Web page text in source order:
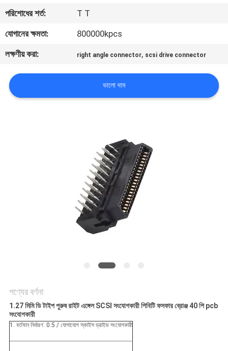
যোগাযোগ
করুন
উদ্ধৃতির
জন্য
আবেদন
পরিশোধের শর্ত:
T T
যোগানের ক্ষমতা:
800000kpcs
লক্ষণীয় করা:
right angle connector, scsi drive connector
ভালো দাম
পণ্যের বর্ণনা
1.27 মিমি ডি টাইপ পুরুষ রাইট এঙ্গেল SCSI সংযোগকারী পিবিটি ফসফার ব্রোঞ্জ 40 পি pcb
সংযোগকারী
1. বর্তমান নির্ধারণ: 0.5 / যোগাযোগ স্কাইস ড্রাইভ সংযোগকারী